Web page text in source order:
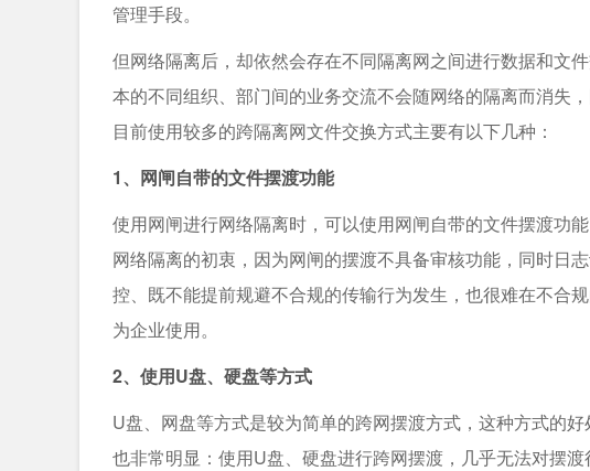
管理手段。
但网络隔离后，却依然会存在不同隔离网之间进行数据和文
本的不同组织、部门间的业务交流不会随网络的隔离而消失
目前使用较多的跨隔离网文件交换方式主要有以下几种：
1、网闸自带的文件摆渡功能
使用网闸进行网络隔离时，可以使用网闸自带的文件摆渡功
网络隔离的初衷，因为网闸的摆渡不具备审核功能，同时日
控、既不能提前规避不合规的传输行为发生，也很难在不合
为企业使用。
2、使用U盘、硬盘等方式
U盘、网盘等方式是较为简单的跨网摆渡方式，这种方式的
也非常明显：使用U盘、硬盘进行跨网摆渡，几乎无法对摆